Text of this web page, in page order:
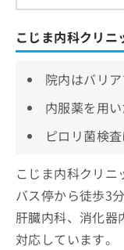
こじま内科クリニ
院内はバリ
内服薬を用
ピロリ菌検
こじま内科クリ
バス停から徒歩3
肝臓内科、消化器
対応しています。